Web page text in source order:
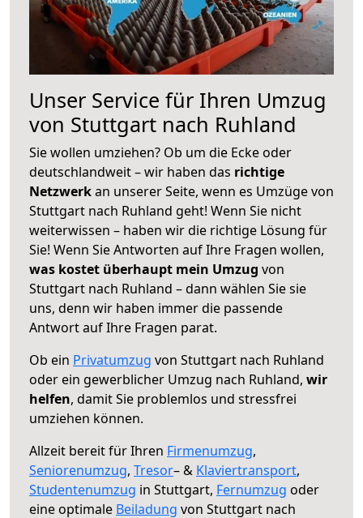
Unser Service für Ihren Umzug
von Stuttgart nach Ruhland
Sie wollen umziehen? Ob um die Ecke oder
deutschlandweit – wir haben das richtige
Netzwerkan unserer Seite, wenn es Umzüge von
Stuttgart nach Ruhland geht! Wenn Sie nicht
weiterwissen – haben wir die richtige Lösung für
Sie! Wenn Sie Antworten auf Ihre Fragen wollen,
was kostet überhaupt mein Umzug von
Stuttgart nach Ruhland – dann wählen Sie sie
uns, denn wir haben immer die passende
Antwort auf Ihre Fragen parat.
Ob ein Privatumzug von Stuttgart nach Ruhland
oder ein gewerblicher Umzug nach Ruhland, wir
helfen, damit Sie problemlos und stressfrei
umziehen können.
Allzeit bereit für Ihren Firmenumzug,
Seniorenumzug, Tresor– & Klaviertransport,
Studentenumzug in Stuttgart, Fernumzug oder
eine optimale Beiladung von Stuttgart nach